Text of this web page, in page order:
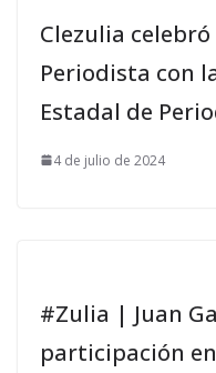
Clezulia
Periodista con
Estadal de
4 de julio de 2024
#Zulia | Juan
participación